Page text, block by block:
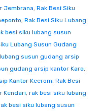
Jembrana, Rak Besi Siku
, Rak Besi Siku Lubang
besi siku lubang susun
Lubang Susun Gudang
susun gudang arsip
gudang arsip kantor Karo,
Kantor Keerom, Rak Besi
Kendari, rak besi siku lubang
besi siku lubang susun